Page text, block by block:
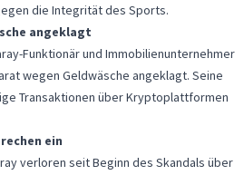
die Integrität des Sports.
angeklagt
Funktionär und Immobilienunternehmer
wegen Geldwäsche angeklagt. Seine
Transaktionen über Kryptoplattformen
ein
verloren seit Beginn des Skandals über